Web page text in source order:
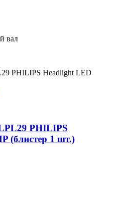
вал
PHILIPS
(блистер 1 шт.)